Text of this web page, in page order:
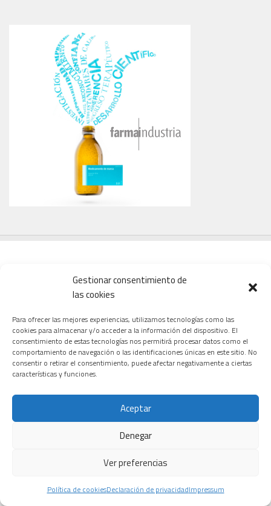
Gestionar consentimiento de
las cookies
Para ofrecer las mejores experiencias, utilizamos tecnologías como las
cookies para almacenar y/o acceder a la información del dispositivo. El
consentimiento de estas tecnologías nos permitirá procesar datos como el
comportamiento de navegación o las identificaciones únicas en este sitio. No
consentir o retirar el consentimiento, puede afectar negativamente a ciertas
características y funciones.
Aceptar
Denegar
Ver preferencias
Política de cookiesDeclaración de privacidadImpressum
Un tratamiento
con omega-3
purificado
cardíaco tras un
6 JUNIO, 2026
ONCOLOGÍA
El revolucionario
fármaco para
cáncer de
páncreas que
ya empieza a
beneficiar al
28 JULIO, 2026
Macami
salud celular
Siemens